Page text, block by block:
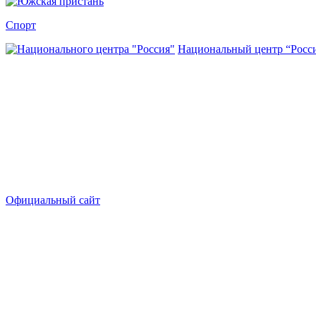
Спорт
Национальный центр
Официальный сайт